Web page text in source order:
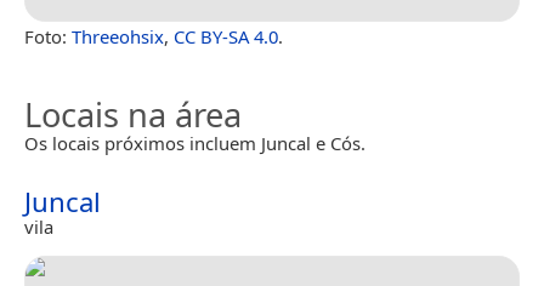
Foto: Threeohsix, CC BY-SA 4.0.
Locais na área
Os locais próximos incluem Juncal e Cós.
Juncal
vila